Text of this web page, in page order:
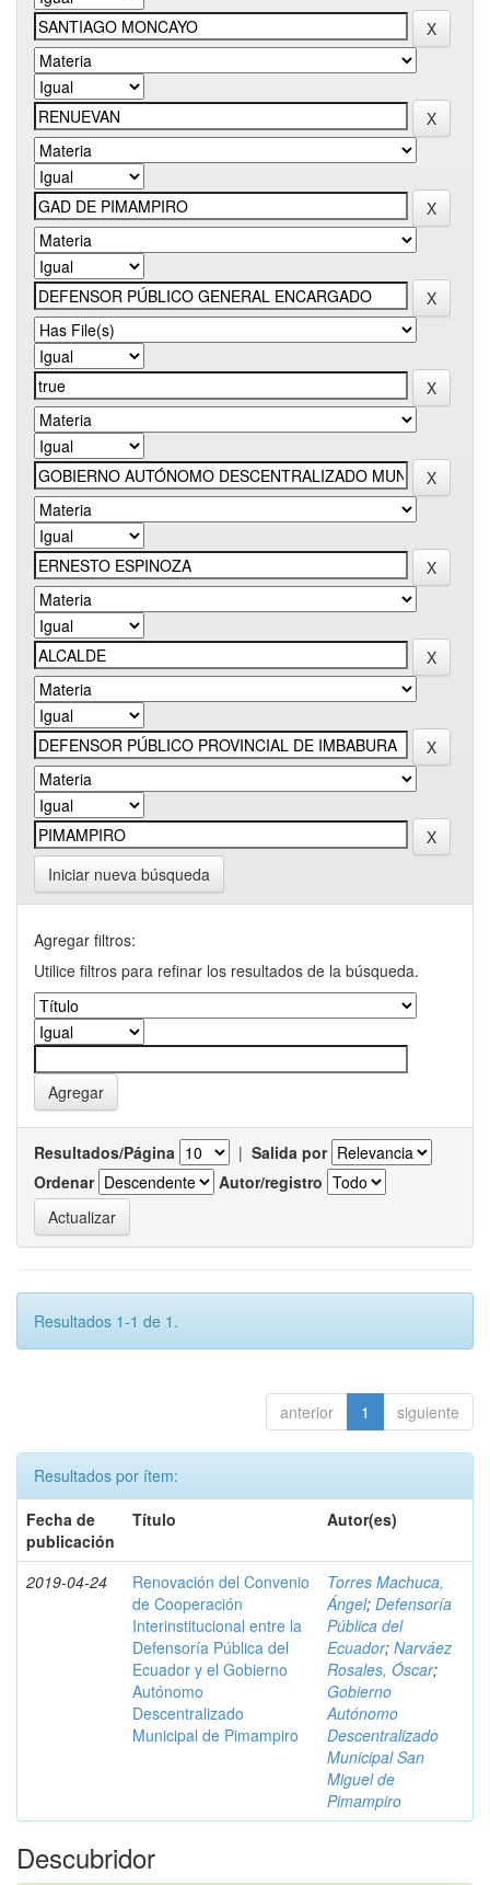
Iniciar nueva búsqueda
Agregar filtros:
Utilice filtros para refinar los resultados de la búsqueda.
Resultados/Página | Salida por
Ordenar
Autor/registro
Resultados 1-1 de 1.
anterior 1 siguiente
Resultados por ítem:
Fecha de
publicación
Título Autor(es)
2019-04-24
Renovación del Convenio
de Cooperación
Interinstitucional entre la
Defensoría Pública del
Ecuador y el Gobierno
Autónomo
Descentralizado
Municipal de Pimampiro
Torres Machuca,
Ángel; Defensoría
Pública del
Ecuador; Narváez
Rosales, Óscar;
Gobierno
Autónomo
Descentralizado
Municipal San
Miguel de
Pimampiro
Descubridor